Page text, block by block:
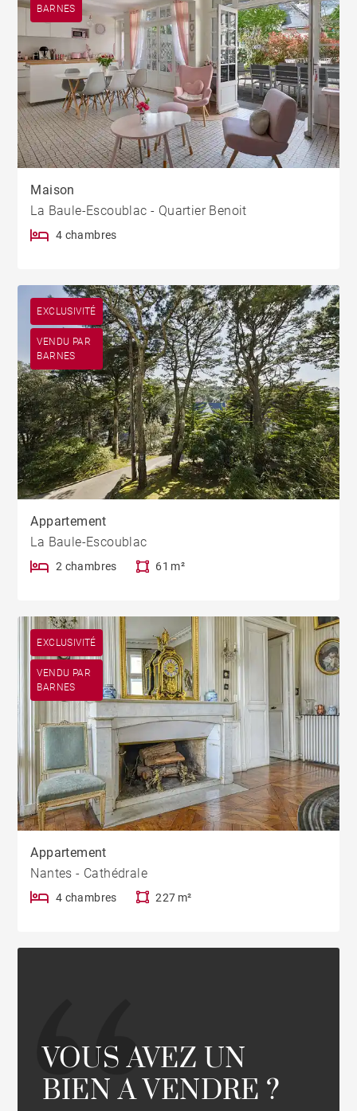
BARNES
Maison
La Baule-Escoublac - Quartier Benoit
4 chambres
EXCLUSIVITÉ
VENDU PAR
BARNES
Appartement
La Baule-Escoublac
2 chambres 61 m²
EXCLUSIVITÉ
VENDU PAR
BARNES
Appartement
Nantes - Cathédrale
4 chambres 227 m²
VOUS AVEZ UN
BIEN A VENDRE ?